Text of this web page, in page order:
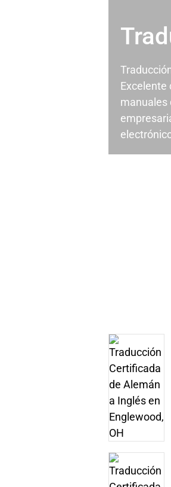
Excelente
manuales